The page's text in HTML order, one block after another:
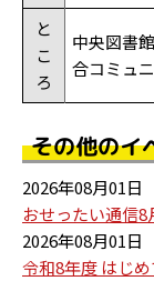
と
こ
ろ
中央図書
合コミュ
その他の
2026年08月01日
おせったい通信8
2026年08月01日
令和8年度 はじ